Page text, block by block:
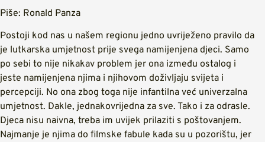
Piše: Ronald Panza
Postoji kod nas u našem regionu jedno uvriježeno pravilo da
je lutkarska umjetnost prije svega namijenjena djeci. Samo
po sebi to nije nikakav problem jer ona između ostalog i
jeste namijenjena njima i njihovom doživljaju svijeta i
percepciji. No ona zbog toga nije infantilna već univerzalna
umjetnost. Dakle, jednakovrijedna za sve. Tako i za odrasle.
Djeca nisu naivna, treba im uvijek prilaziti s poštovanjem.
Najmanje je njima do filmske fabule kada su u pozorištu, jer